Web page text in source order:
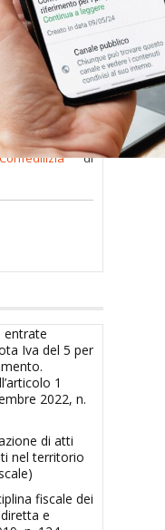
Banche dati
ma per poterli
di accesso
e password
alla tua
di
entrate
Iva del 5 per
1
2022, n.
di atti
nel territorio
fiscale dei
e